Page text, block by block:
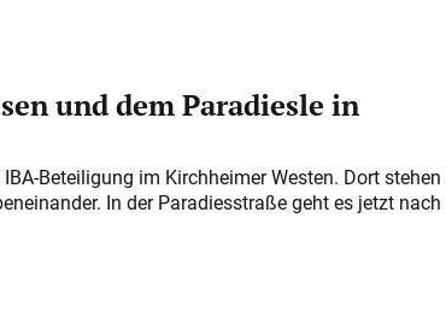
und dem Paradiesle in
Beteiligung im Kirchheimer Westen. Dort stehen
In der Paradiesstraße geht es jetzt nach